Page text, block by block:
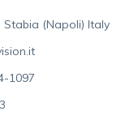
(Napoli) Italy
1097